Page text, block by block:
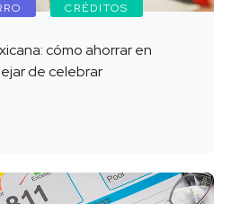
CRÉDITOS
cómo ahorrar en
de celebrar